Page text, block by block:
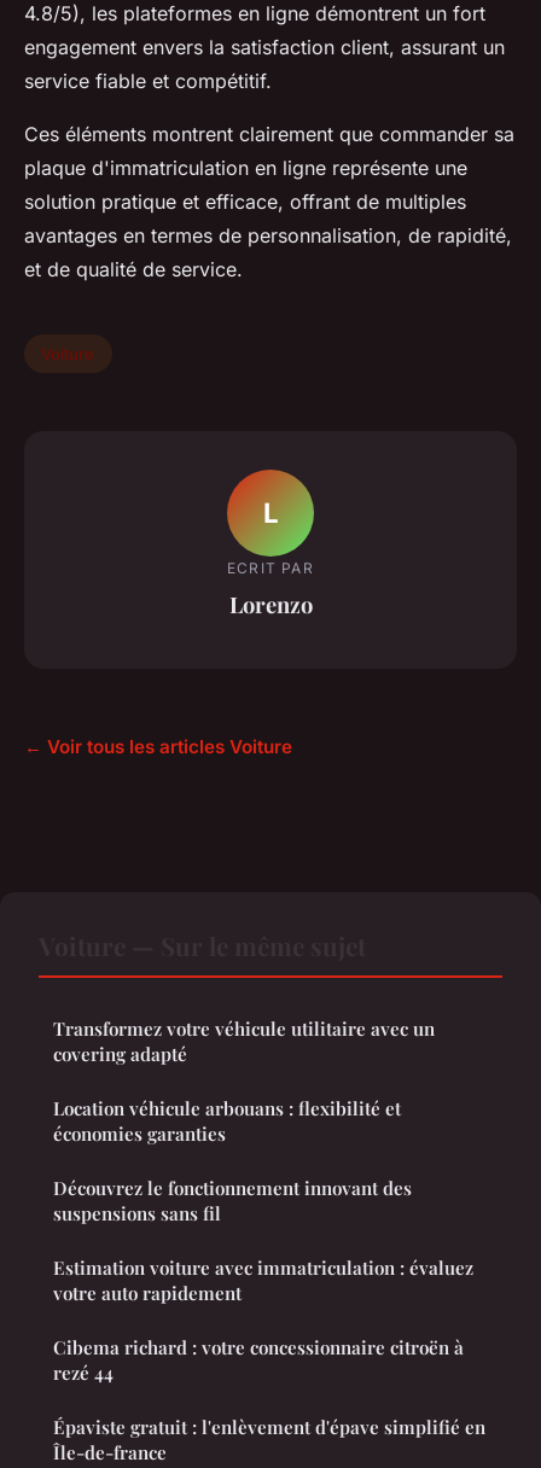
4.8/5), les plateformes en ligne démontrent un fort
engagement envers la satisfaction client, assurant un
service fiable et compétitif.
Ces éléments montrent clairement que commander sa
plaque d'immatriculation en ligne représente une
solution pratique et efficace, offrant de multiples
avantages en termes de personnalisation, de rapidité,
et de qualité de service.
Voiture
L
ECRIT PAR
Lorenzo
← Voir tous les articles Voiture
Transformez votre véhicule utilitaire avec un
covering adapté
Location véhicule arbouans : flexibilité et
économies garanties
Découvrez le fonctionnement innovant des
suspensions sans fil
Estimation voiture avec immatriculation : évaluez
votre auto rapidement
Cibema richard : votre concessionnaire citroën à
rezé 44
Épaviste gratuit : l'enlèvement d'épave simplifié en
Île-de-france